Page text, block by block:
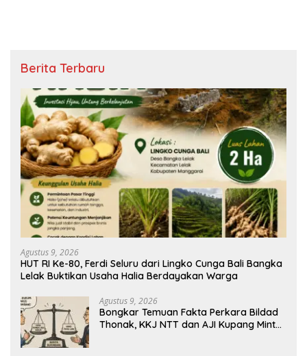
Berita Terbaru
Agustus 9, 2026
HUT RI Ke-80, Ferdi Seluru dari Lingko Cunga Bali Bangka
Lelak Buktikan Usaha Halia Berdayakan Warga
Agustus 9, 2026
Bongkar Temuan Fakta Perkara Bildad
Thonak, KKJ NTT dan AJI Kupang Minta